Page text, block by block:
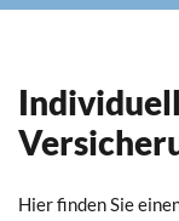
Hier finden Sie